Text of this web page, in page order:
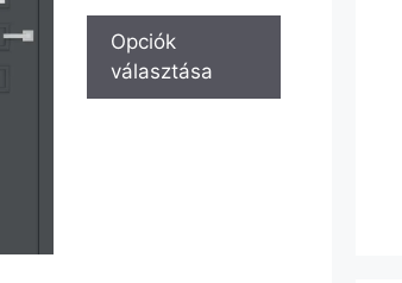
Opciók
választása